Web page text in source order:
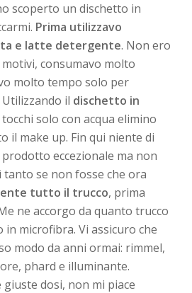
scoperto un dischetto in
Prima utilizzavo
e latte detergente. Non ero
consumavo molto
molto tempo solo per
il dischetto in
solo con acqua elimino
il make up. Fin qui niente di
eccezionale ma non
se non fosse che ora
tutto il trucco, prima
ne accorgo da quanto trucco
in microfibra. Vi assicuro che
modo da anni ormai: rimmel,
phard e illuminante.
dosi, non mi piace